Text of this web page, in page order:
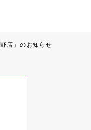
店」のお知らせ